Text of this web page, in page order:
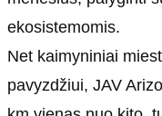
ekosistemomis.
Net kaimyniniai
pavyzdžiui, JAV